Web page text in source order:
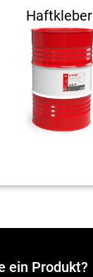
Haftkleber
ein Produkt?